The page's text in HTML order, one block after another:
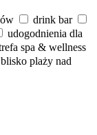
drink bar
udogodnienia dla
spa & wellness
blisko plaży nad